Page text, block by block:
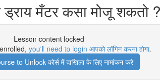
ड्राय मँटर कसा मोजू शकतो
Lesson content locked
you'll need to login आपको लॉगिन करना होगा.
to Unlock कोर्स में दाखिला के लिए नामांकन करे